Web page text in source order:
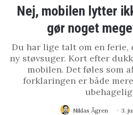
Nej, mobilen lytter
gør noget
Du har lige talt om en ferie,
ny støvsuger. Kort efter
mobilen. Det føles som
forklaringen er både
Niklas Ågren 3.